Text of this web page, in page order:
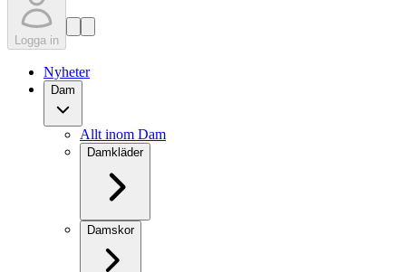
Logga in
Nyheter
Dam
Allt inom Dam
Damkläder
Damskor